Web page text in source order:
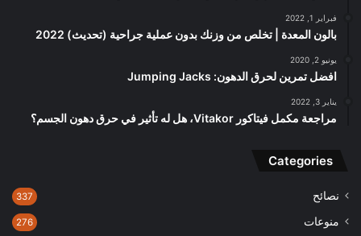
فبراير 1, 2022
بالون المعدة | تخلص من وزنك بدون عملية جراحية (تحديث) 2022
يونيو 2, 2020
افضل تمرين لحرق الدهون: Jumping Jacks
يناير 3, 2022
مراجعة مكمل فيتاكور Vitakor، هل له تأثير في حرق دهون الجسم؟
Categories
نصائح 337
منوعات 276